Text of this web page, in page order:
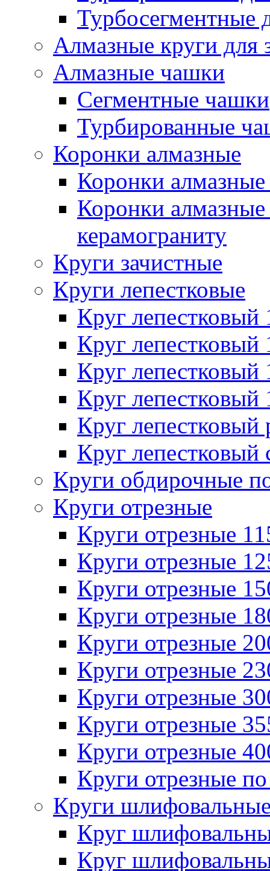
Турбосегментные
Алмазные круги для
Алмазные чашки
Сегментные чашки
Турбированные
Коронки алмазные
Коронки
Коронки
керамограниту
Круги зачистные
Круги лепестковые
Круг
Круг
Круг
Круг
Круг лепестковый
Круг лепестковый
Круги обдирочные
Круги отрезные
Круги отрезные
Круги отрезные
Круги отрезные
Круги отрезные
Круги отрезные
Круги отрезные
Круги отрезные
Круги отрезные
Круги отрезные
Круги отрезные
Круги
Круг
Круг